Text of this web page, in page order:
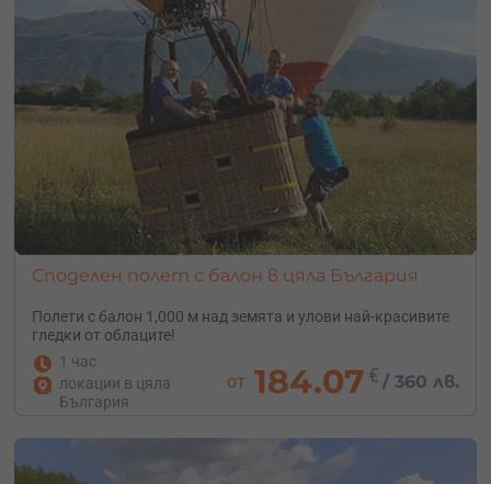
Споделен полет с балон в цяла България
Полети с балон 1,000 м над земята и улови най-красивите
гледки от облаците!
1 час
локации в цяла
България
от 184.07 € /360 лв.